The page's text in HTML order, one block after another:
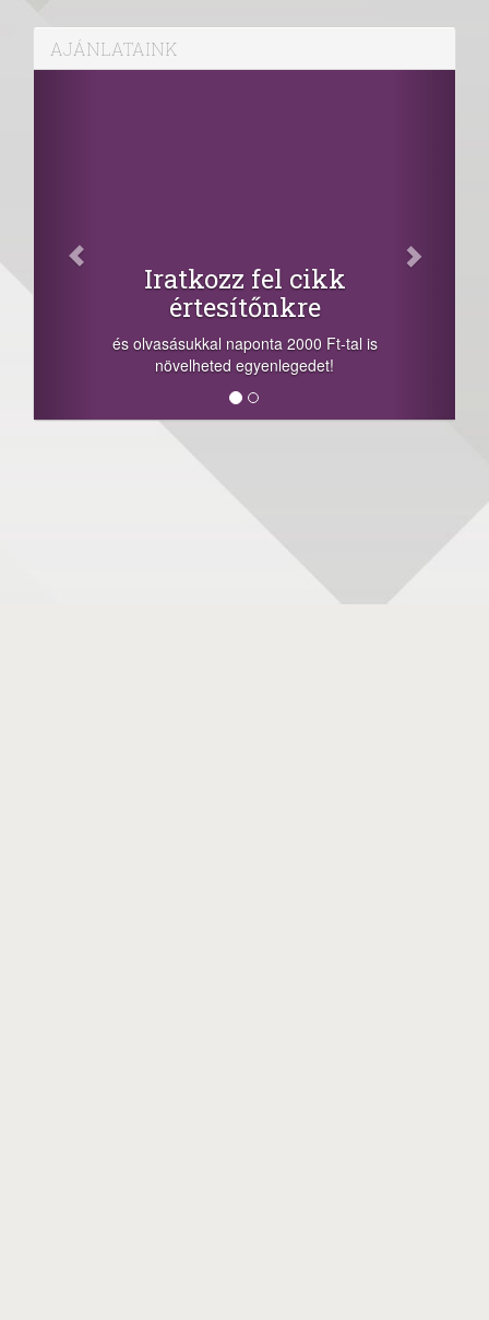
AJÁNLATAINK
Iratkozz fel cikk
értesítőnkre
és olvasásukkal naponta 2000 Ft-tal is
növelheted egyenlegedet!